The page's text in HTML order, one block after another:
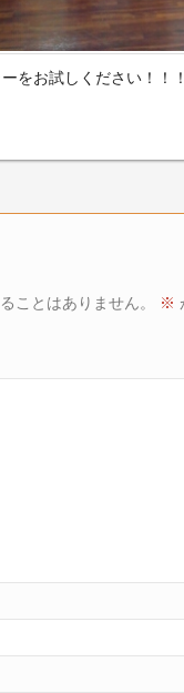
をお試しください！！
ことはありません。 ※